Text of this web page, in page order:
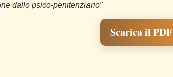
dallo psico-penitenziario”
Scarica il PDF